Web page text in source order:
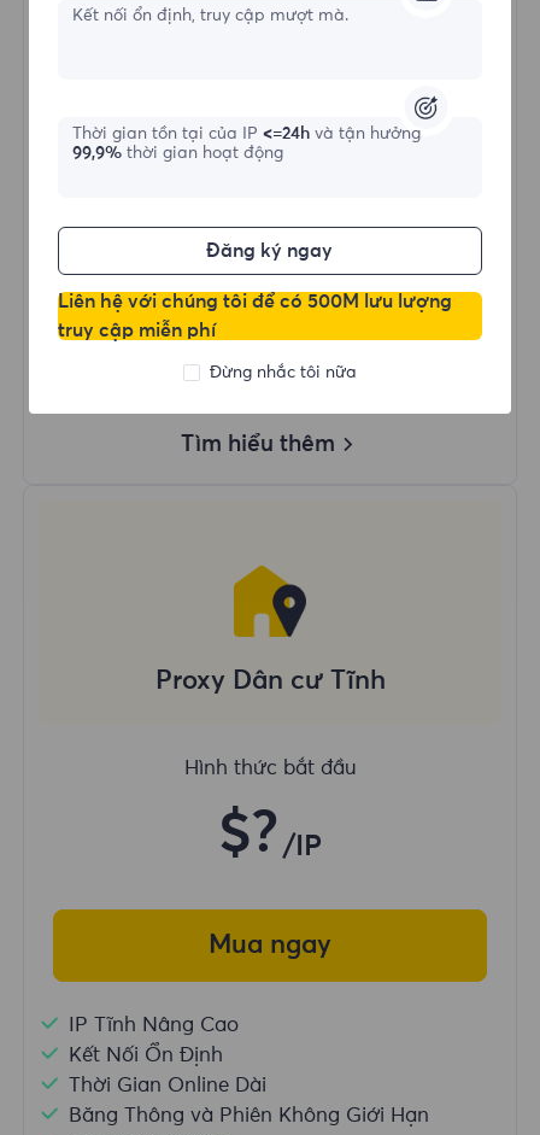
Dùng Dữ Liệu Không Giới Hạn
Sử Dụng IP Không Giới Hạn
Hơn 50 Vùng Trên Toàn Thế Giới
Proxy Dân Cư Động Thực
Tìm hiểu thêm
Proxy Dân cư Tĩnh
Hình thức bắt đầu
$? /IP
Mua ngay
IP Tĩnh Nâng Cao
Kết Nối Ổn Định
Thời Gian Online Dài
Băng Thông và Phiên Không Giới Hạn
Kết nối ổn định, truy cập mượt mà.
Thời gian tồn tại của IP <=24h và tận hưởng
99,9%thời gian hoạt động
Đăng ký ngay
Liên hệ với chúng tôi để có 500M lưu lượng
truy cập miễn phí
Đừng nhắc tôi nữa